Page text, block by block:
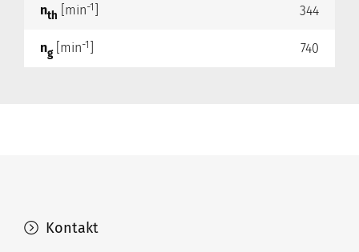
nth [min-1 344
ng[min-1 740
Kontakt